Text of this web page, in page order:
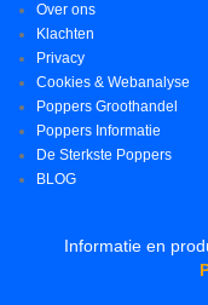
Over ons
Klachten
Privacy
Cookies & Webanalyse
Poppers Groothandel
Poppers Informatie
De Sterkste Poppers
BLOG
Informatie en